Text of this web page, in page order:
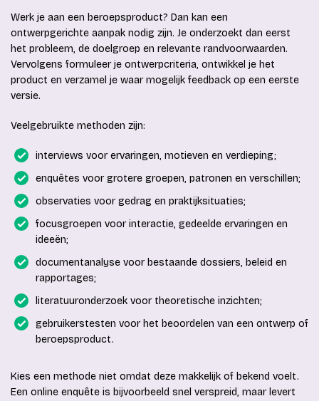
Werk je aan een beroepsproduct? Dan kan een
ontwerpgerichte aanpak nodig zijn. Je onderzoekt dan eerst
het probleem, de doelgroep en relevante randvoorwaarden.
Vervolgens formuleer je ontwerpcriteria, ontwikkel je het
product en verzamel je waar mogelijk feedback op een eerste
versie.
Veelgebruikte methoden zijn:
interviews voor ervaringen, motieven en verdieping;
enquêtes voor grotere groepen, patronen en verschillen;
observaties voor gedrag en praktijksituaties;
focusgroepen voor interactie, gedeelde ervaringen en
ideeën;
documentanalyse voor bestaande dossiers, beleid en
rapportages;
literatuuronderzoek voor theoretische inzichten;
gebruikerstesten voor het beoordelen van een ontwerp of
beroepsproduct.
Kies een methode niet omdat deze makkelijk of bekend voelt.
Een online enquête is bijvoorbeeld snel verspreid, maar levert